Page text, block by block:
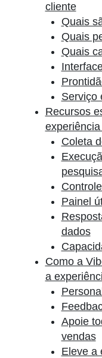
cliente
Quais
Quais
Quais
Serviço
Recursos
Coleta
Painel
dados
Como a
a
Apoie
vendas
Eleve a